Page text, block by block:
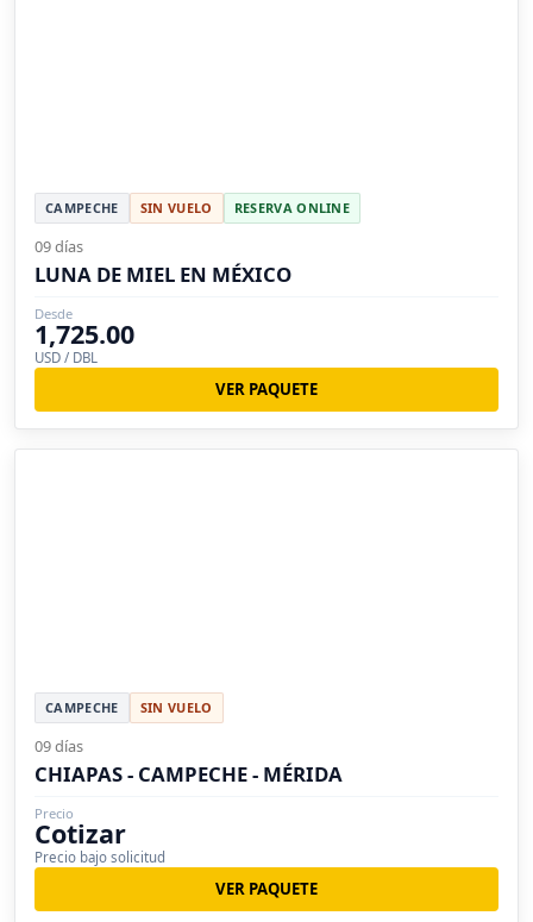
CAMPECHE SIN VUELO RESERVA ONLINE
09 días
LUNA DE MIEL EN MÉXICO
Desde
1,725.00
USD / DBL
VER PAQUETE
CAMPECHE SIN VUELO
09 días
CHIAPAS - CAMPECHE - MÉRIDA
Precio
Cotizar
Precio bajo solicitud
VER PAQUETE